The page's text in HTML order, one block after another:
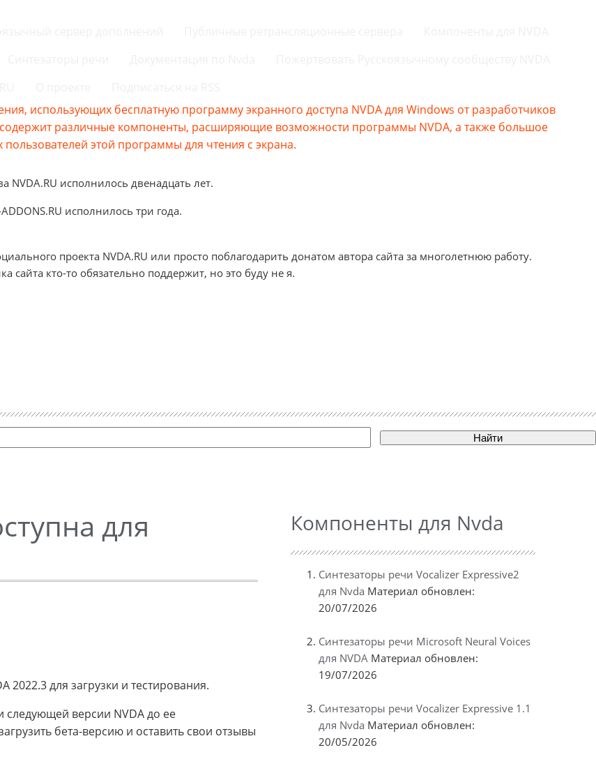
использующих бесплатную программу экранного доступа NVDA для Windows от разработчиков
различные компоненты, расширяющие возможности программы NVDA, а также большое
этой программы для чтения с экрана.
NVDA.RU исполнилось двенадцать лет.
исполнилось три года.
проекта NVDA.RU или просто поблагодарить донатом автора сайта за многолетнюю работу.
сайта кто-то обязательно поддержит, но это буду не я.
Найти
для
2022.3 для загрузки и тестирования.
следующей версии NVDA до ее
бета-версию и оставить свои отзывы
Компоненты для Nvda
Синтезаторы речи Vocalizer Expressive2
для Nvda Материал обновлен:
20/07/2026
Синтезаторы речи Microsoft Neural Voices
для NVDA Материал обновлен:
19/07/2026
Синтезаторы речи Vocalizer Expressive 1.1
для Nvda Материал обновлен:
20/05/2026